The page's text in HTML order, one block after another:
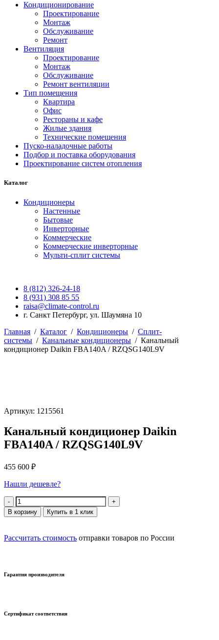
Кондиционирование
Проектирование
Монтаж
Обслуживание
Ремонт
Вентиляция
Проектирование
Монтаж
Обслуживание
Ремонт вентиляции
Тип помещения
Квартира
Офис
Рестораны и кафе
Жилые здания
Технические помещения
Пуско-наладочные работы
Подбор и поставка оборудования
Проектирование систем отопления
Каталог
Кондиционеры
Настенные
Бытовые
Инверторные
Коммерческие
Коммерческие инверторные
Мульти-сплит системы
8 (812) 326-24-18
8 (931) 308 85 55
raisa@climate-control.ru
г. Санкт Петербург, ул. Шаумяна 10
Главная / Каталог / Кондиционеры / Сплит-
системы / Канальные кондиционеры / Канальный
кондиционер Daikin FBA140A / RZQSG140L9V
Артикул: 1215561
Канальный кондиционер Daikin
FBA140A / RZQSG140L9V
455 600 ₽
Нашли дешевле?
Количество
В корзину Купить в 1 клик
Рассчитать стоимость отправки товаров по России
Гарантия производителя
Сертификат соответствия